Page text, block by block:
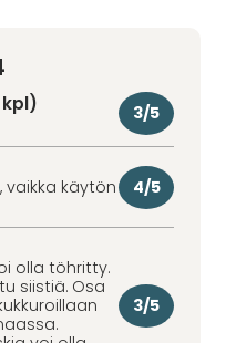
3/5
vaikka käytön
4/5
olla töhritty.
siistiä. Osa
3/5